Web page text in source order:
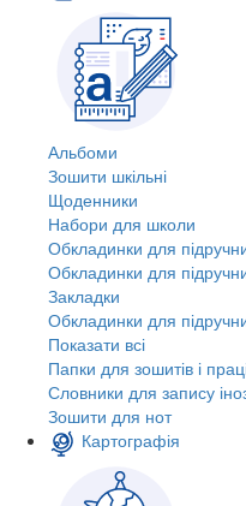
Альбоми
Зошити шкільні
Щоденники
Набори для школи
Обкладинки для
Обкладинки для
Закладки
Обкладинки для
Показати всі
Папки для зошитів і
Словники для запису
Зошити для нот
Картографія